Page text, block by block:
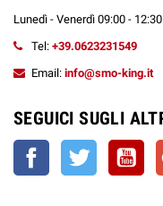
Lunedì - Venerdì 09:00 -
Tel: +39.0623231549
Email: info@smo-king.it
SEGUICI SUGLI
Facebook Twitter